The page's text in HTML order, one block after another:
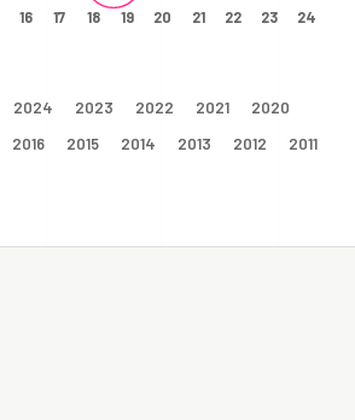
16 17 18 19 20 21 22 23
24
2024 2023 2022 2021
2020
2016 2015 2014 2013 2012 2011